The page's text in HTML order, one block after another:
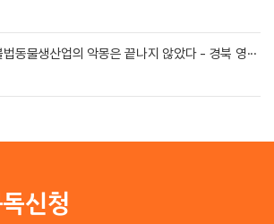
동물생산업의 악몽은 끝나지 않았다 - 경북 영···
신청